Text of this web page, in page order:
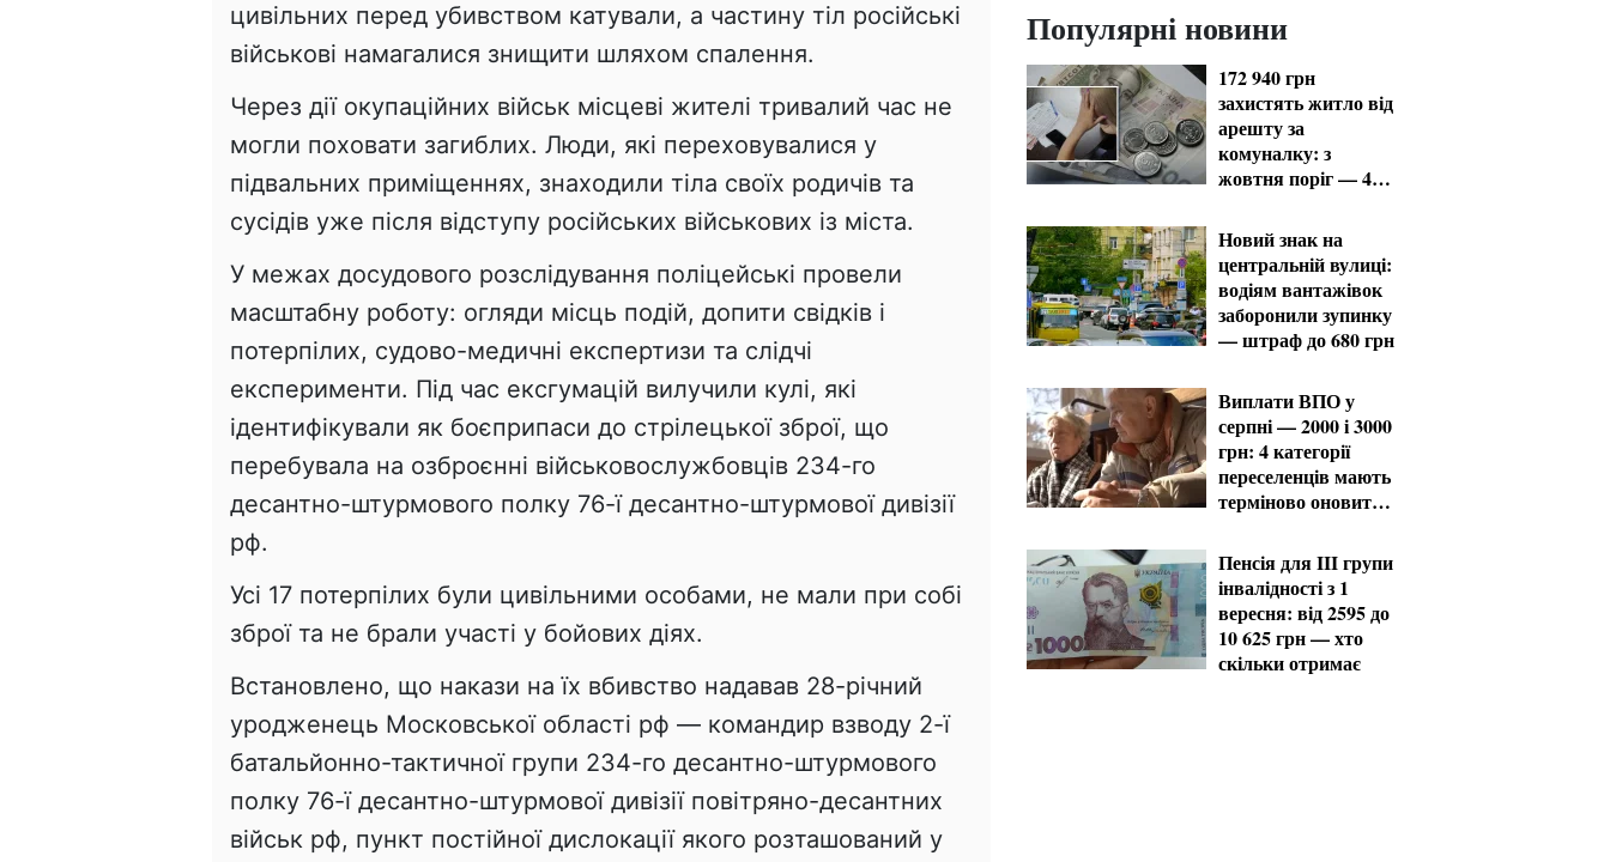
цивільних перед убивством катували, а частину тіл російські
військові намагалися знищити шляхом спалення.
Через дії окупаційних військ місцеві жителі тривалий час не
могли поховати загиблих. Люди, які переховувалися у
підвальних приміщеннях, знаходили тіла своїх родичів та
сусідів уже після відступу російських військових із міста.
У межах досудового розслідування поліцейські провели
масштабну роботу: огляди місць подій, допити свідків і
потерпілих, судово-медичні експертизи та слідчі
експерименти. Під час ексгумацій вилучили кулі, які
ідентифікували як боєприпаси до стрілецької зброї, що
перебувала на озброєнні військовослужбовців 234-го
десантно-штурмового полку 76-ї десантно-штурмової дивізії
рф.
Усі 17 потерпілих були цивільними особами, не мали при собі
зброї та не брали участі у бойових діях.
Встановлено, що накази на їх вбивство надавав 28-річний
уродженець Московської області рф — командир взводу 2-ї
батальйонно-тактичної групи 234-го десантно-штурмового
полку 76-ї десантно-штурмової дивізії повітряно-десантних
військ рф, пункт постійної дислокації якого розташований у
Популярні новини
172 940 грн
захистять житло від
арешту за
комуналку: з
жовтня поріг — 432
Новий знак на
центральній вулиці:
водіям вантажівок
заборонили зупинку
— штраф до 680 грн
Виплати ВПО у
серпні — 2000 і 3000
грн: 4 категорії
переселенців мають
терміново оновити
Пенсія для III групи
інвалідності з 1
вересня: від 2595 до
10 625 грн — хто
скільки отримає